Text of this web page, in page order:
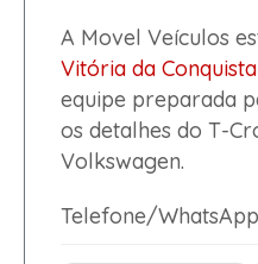
A Movel Veículos
Vitória da Conquista
equipe preparada
os detalhes do T-
Volkswagen.
Telefone/